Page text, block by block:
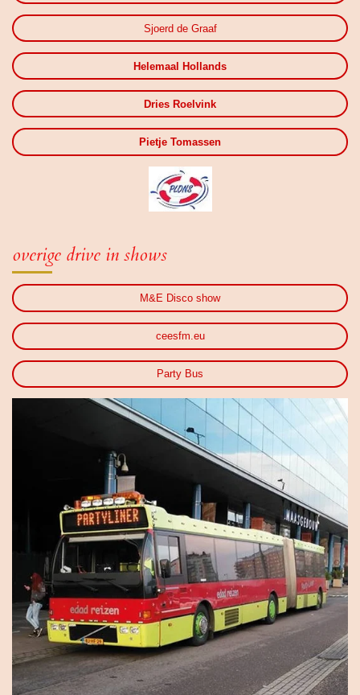
Sjoerd de Graaf
Helemaal Hollands
Dries Roelvink
Pietje Tomassen
overige drive in shows
M&E Disco show
ceesfm.eu
Party Bus